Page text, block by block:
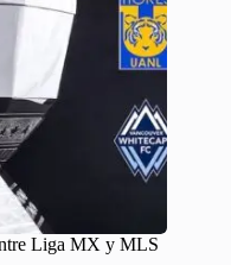
Liga MX y MLS